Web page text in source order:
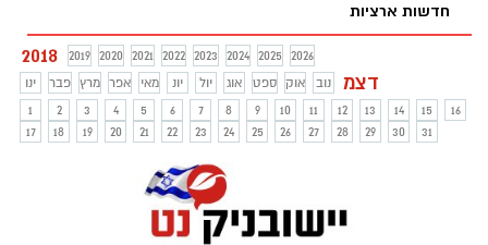
חדשות ארציות
2018 2019 2020 2021 2022 2023 2024 2025
2026
ינו
פבר מרץ אפר מאי יונ יול אוג ספט אוק נוב דצמ
1 2 3 4 5 6 7 8 9 10 11 12 13 14 15
16
17
18 19 20 21 22 23 24 25 26 27 28 29 30 31